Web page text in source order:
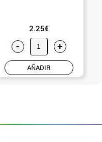
2.25€
- +
AÑADIR